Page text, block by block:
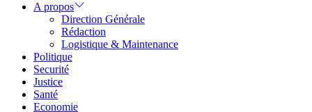
A propos
Direction Générale
Rédaction
Logistique & Maintenance
Politique
Securité
Justice
Santé
Economie